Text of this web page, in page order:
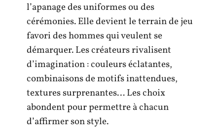
l’apanage des uniformes ou des
cérémonies. Elle devient le terrain de jeu
favori des hommes qui veulent se
démarquer. Les créateurs rivalisent
d’imagination : couleurs éclatantes,
combinaisons de motifs inattendues,
textures surprenantes… Les choix
abondent pour permettre à chacun
d’affirmer son style.